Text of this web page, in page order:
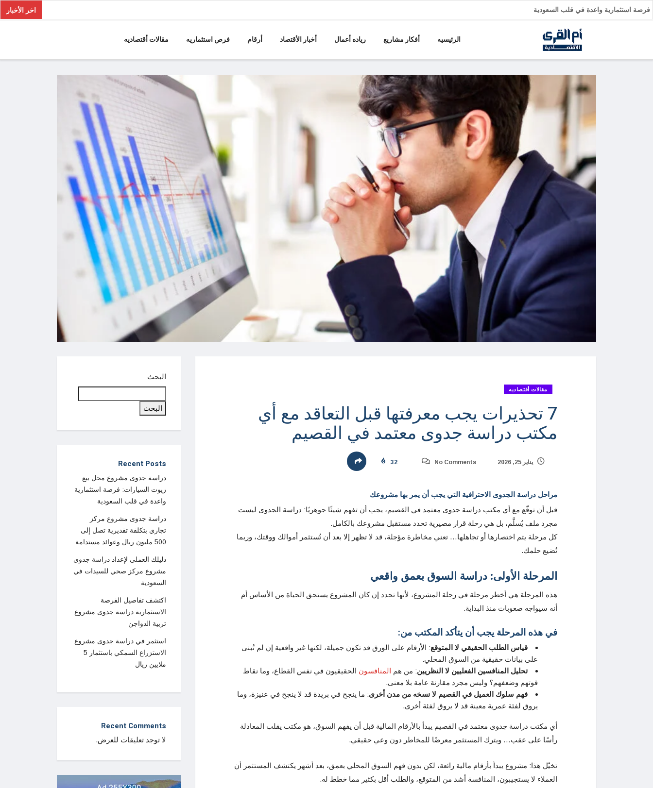
اخر الأخبار فرصة استثمارية واعدة في قلب السعودية
الرئيسيه أفكار مشاريع رياده أعمال أخبار الأقتصاد أرقام فرص استثماريه مقالات أقتصاديه
مقالات أقتصاديه
7 تحذيرات يجب معرفتها قبل التعاقد مع أي
مكتب دراسة جدوى معتمد في القصيم
يناير 25, 2026 No Comments
32
مراحل دراسة الجدوى الاحترافية التي يجب أن يمر بها مشروعك
قبل أن توقّع مع أي مكتب دراسة جدوى معتمد في القصيم، يجب أن تفهم شيئًا جوهريًا: دراسة الجدوى ليست
مجرد ملف يُسلَّم، بل هي رحلة قرار مصيرية تحدد مستقبل مشروعك بالكامل.
كل مرحلة يتم اختصارها أو تجاهلها… تعني مخاطرة مؤجلة، قد لا تظهر إلا بعد أن تُستثمر أموالك ووقتك، وربما
تُضيع حلمك.
المرحلة الأولى: دراسة السوق بعمق واقعي
هذه المرحلة هي أخطر مرحلة في رحلة المشروع، لأنها تحدد إن كان المشروع يستحق الحياة من الأساس أم
أنه سيواجه صعوبات منذ البداية.
في هذه المرحلة يجب أن يتأكد المكتب من:
قياس الطلب الحقيقي لا المتوقع: الأرقام على الورق قد تكون جميلة، لكنها غير واقعية إن لم تُبنى
على بيانات حقيقية من السوق المحلي.
تحليل المنافسين الفعليين لا النظريين: من هم المنافسون الحقيقيون في نفس القطاع، وما نقاط
قوتهم وضعفهم؟ وليس مجرد مقارنة عامة بلا معنى.
فهم سلوك العميل في القصيم لا نسخه من مدن أخرى: ما ينجح في بريدة قد لا ينجح في عنيزة، وما
يروق لفئة عمرية معينة قد لا يروق لفئة أخرى.
أي مكتب دراسة جدوى معتمد في القصيم يبدأ بالأرقام المالية قبل أن يفهم السوق، هو مكتب يقلب المعادلة
رأسًا على عقب… ويترك المستثمر معرضًا للمخاطر دون وعي حقيقي.
تخيّل هذا: مشروع يبدأ بأرقام مالية رائعة، لكن بدون فهم السوق المحلي بعمق، بعد أشهر يكتشف المستثمر أن
العملاء لا يستجيبون، المنافسة أشد من المتوقع، والطلب أقل بكثير مما خطط له.
البحث
البحث
Recent Posts
دراسة جدوى مشروع محل بيع
زيوت السيارات: فرصة استثمارية
واعدة في قلب السعودية
دراسة جدوى مشروع مركز
تجاري بتكلفة تقديرية تصل إلى
500 مليون ريال وعوائد مستدامة
دليلك العملي لإعداد دراسة جدوى
مشروع مركز صحي للسيدات في
السعودية
اكتشف تفاصيل الفرصة
الاستثمارية دراسة جدوى مشروع
تربية الدواجن
استثمر في دراسة جدوى مشروع
الاستزراع السمكي باستثمار 5
ملايين ريال
Recent Comments
لا توجد تعليقات للعرض.